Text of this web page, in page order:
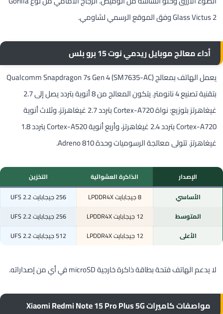
Glass Victus 2 وفق الموقع الرسمي لشاومي.
أداء معالج موبايل ريدمي نوت 15 برو بلس
يعمل الهاتف بمعالج Qualcomm Snapdragon 7s Gen 4 (SM7635-AC)
بتقنية تصنيع 4 نانومتر. يتكون المعالج من 8 أنوية بتردد يصل إلى 2.7
غيغاهرتز بتوزيع: نواة Cortex-A720 بتردد 2.7 غيغاهرتز، وثلاث أنوية
Cortex-A720 بتردد 2.4 غيغاهرتز، وأربع أنوية Cortex-A520 بتردد 1.8
غيغاهرتز. تتولى معالجة الرسوميات وحدة Adreno 810.
الإصدار الذاكرة العشوائية
التخزين
الأساسي
8 جيجابايت LPDDR4X
256 جيجابايت UFS 2.2
المتوسط
12 جيجابايت LPDDR4X
256 جيجابايت UFS 2.2
الأعلى
12 جيجابايت LPDDR4X 512 جيجابايت UFS 2.2
لا يدعم الهاتف فتحة بطاقة ذاكرة خارجية microSD في أي من إصداراته.
مواصفات كاميرات Xiaomi Redmi Note 15 Pro Plus 5G